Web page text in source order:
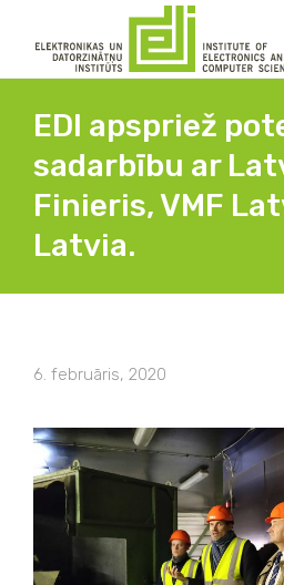
EDI apspriež
sadarbību ar
Finieris, VMF
Latvia.
6. februāris, 2020